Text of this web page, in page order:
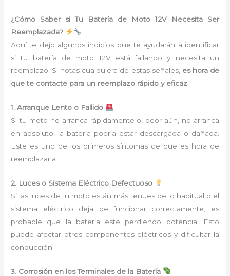
¿Cómo Saber si Tu Batería de Moto 12V Necesita Ser
Reemplazada?
Aquí te dejo algunos indicios que te ayudarán a identificar
si tu batería de moto 12V está fallando y necesita un
reemplazo. Si notas cualquiera de estas señales, es hora de
que te contacte para un reemplazo rápido y eficaz:
1. Arranque Lento o Fallido
Si tu moto no arranca rápidamente o, peor aún, no arranca
en absoluto, la batería podría estar descargada o dañada.
Este es uno de los primeros síntomas de que es hora de
reemplazarla.
2. Luces o Sistema Eléctrico Defectuoso
Si las luces de tu moto están más tenues de lo habitual o el
sistema eléctrico deja de funcionar correctamente, es
probable que la batería esté perdiendo potencia. Esto
puede afectar otros componentes eléctricos y dificultar la
conducción.
3. Corrosión en los Terminales de la Batería